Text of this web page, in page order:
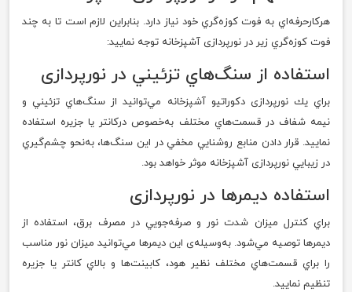
هركارحرفه‌اي به فوت كوزه‌گري خود نياز دارد. بنابراین لازم است تا به چند
فوت كوزه‌گري زیر در نورپردازی آشپزخانه توجه نماييد:
استفاده از سنگ‌هاي تزئيني در نور‌پردازی
براي يك نورپردازی دكوراتيو آشپزخانه مي‌توانيد از سنگ‌هاي تزئيني و
نيمه‌ شفاف در قسمت‌هاي مختلف به‌خصوص دركانتر يا جزيره استفاده
نماييد. قرار دادن منابع روشنايي مخفي در اين سنگ‌ها، به‌نحو چشم‌گيري
در زيبايي نورپردازی آشپزخانه موثر خواهد بود.
استفاده ديمرها در نور‌پردازی
براي كنترل ميزان شدت نور و صرفه‌جويي در مصرف برق، استفاده از
ديمر‌ها توصيه مي‌شود. به‌وسيله‌ی اين ديمر‌ها مي‌توانيد ميزان نور مناسب
را براي قسمت‌هاي مختلف نظير هود، كابينت‌ها و بالاي كانتر يا جزيره
تنظيم نماييد.